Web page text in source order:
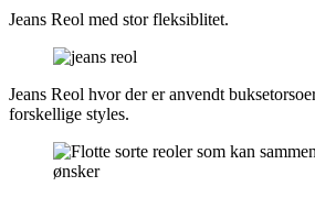
Jeans Reol med stor fleksiblitet.
Jeans Reol hvor der er anvendt
forskellige styles.